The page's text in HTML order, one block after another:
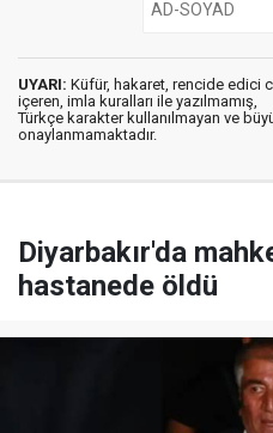
UYARI: Küfür, hakaret, rencide edici
içeren, imla kuralları ile yazılmamış,
Türkçe karakter kullanılmayan ve
onaylanmamaktadır.
Diyarbakır'da
hastanede öldü